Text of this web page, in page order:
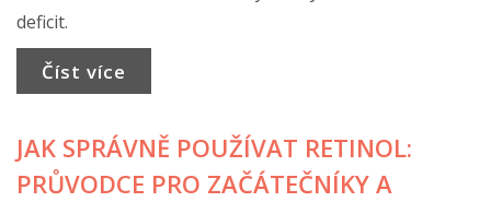
deficit.
Číst více
JAK SPRÁVNĚ POUŽÍVAT RETINOL:
PRŮVODCE PRO ZAČÁTEČNÍKY A